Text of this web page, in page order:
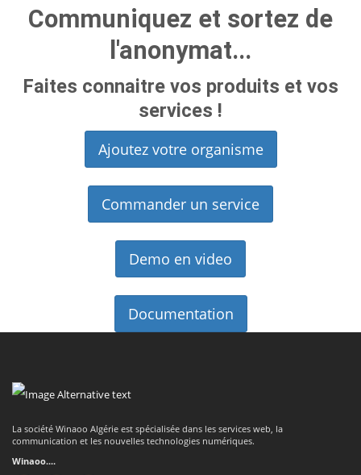
Communiquez et sortez de
l'anonymat...
Faites connaitre vos produits et vos
services !
Ajoutez votre organisme
Commander un service
Demo en video
Documentation
La société Winaoo Algérie est spécialisée dans les services web, la
communication et les nouvelles technologies numériques.
Winaoo....